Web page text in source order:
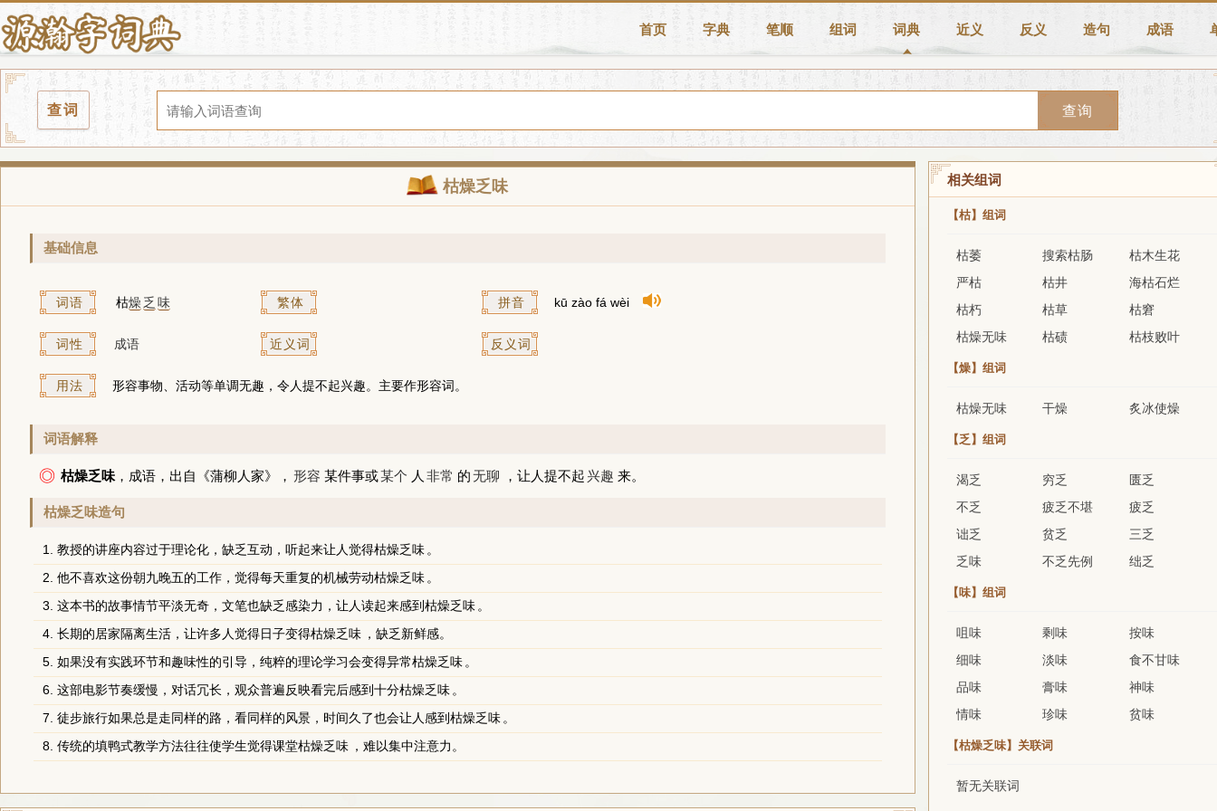
首页 字典 笔顺 组词 词典 近义 反义 造句 成语
查词 查询
枯燥乏味
基础信息
词语 枯燥 乏 味 繁体 拼音 kū zào fá wèi
词性 成语 近义词 反义词
用法 形容事物、活动等单调无趣，令人提不起兴趣。主要作形容词。
词语解释
◎ 枯燥乏味 ，成语，出自 《蒲柳人家》 ， 形容 某件事或某个 人 非常 的无聊 ，让人提不起 兴趣 来。
枯燥乏味造句
1. 教授的讲座内容过于理论化，缺乏互动，听起来让人觉得枯燥乏味 。
2. 他不喜欢这份朝九晚五的工作，觉得每天重复的机械劳动枯燥乏味 。
3. 这本书的故事情节平淡无奇，文笔也缺乏感染力，让人读起来感到枯燥乏味 。
4. 长期的居家隔离生活，让许多人觉得日子变得枯燥乏味 ，缺乏新鲜感。
5. 如果没有实践环节和趣味性的引导，纯粹的理论学习会变得异常枯燥乏味 。
6. 这部电影节奏缓慢，对话冗长，观众普遍反映看完后感到十分枯燥乏味 。
7. 徒步旅行如果总是走同样的路，看同样的风景，时间久了也会让人感到枯燥乏味 。
8. 传统的填鸭式教学方法往往使学生觉得课堂枯燥乏味 ，难以集中注意力。
相关组词
【枯】组词
枯萎 搜索枯肠
枯木生花
严枯
枯井
海枯石烂
枯朽
枯草
枯窘
枯燥无味
枯碛 枯枝败叶
【燥】组词
枯燥无味 干燥 炙冰使燥
【乏】组词
渴乏 穷乏
匮乏
不乏
疲乏不堪
疲乏
诎乏
贫乏
三乏
乏味
不乏先例 绌乏
【味】组词
咀味 剩味
按味
细味
淡味
食不甘味
品味
膏味
神味
情味
珍味 贫味
【枯燥乏味】关联词
暂无关联词